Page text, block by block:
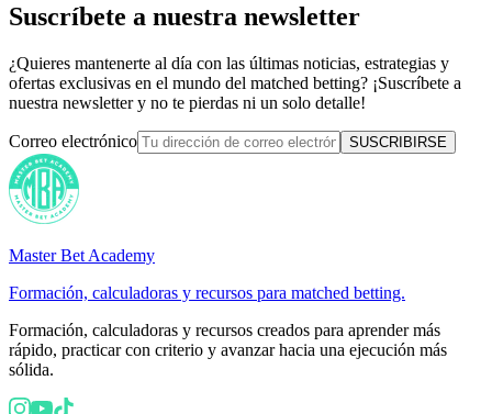
Suscríbete a nuestra newsletter
¿Quieres mantenerte al día con las últimas noticias, estrategias y
ofertas exclusivas en el mundo del matched betting? ¡Suscríbete a
nuestra newsletter y no te pierdas ni un solo detalle!
Correo electrónico SUSCRIBIRSE
Master Bet Academy
Formación, calculadoras y recursos para matched betting.
Formación, calculadoras y recursos creados para aprender más
rápido, practicar con criterio y avanzar hacia una ejecución más
sólida.